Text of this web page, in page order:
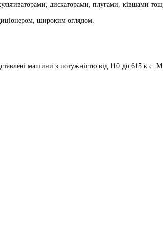
дискаторами, плугами, ківшами
широким оглядом.
машини з потужністю від 110 до 615